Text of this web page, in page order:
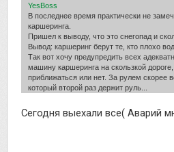
YesBoss
В последнее время практически не
каршеринга.
Пришел к выводу, что это снегопад и
Вывод: каршеринг берут те, кто плохо
Так вот хочу предупредить всех
машину каршеринга на скользкой
приближаться или нет. За рулем скорее
который второй раз держит руль...
Сегодня выехали все( Аварий